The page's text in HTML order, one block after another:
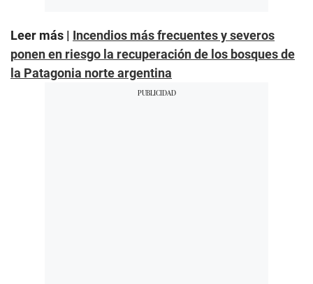
Leer más | Incendios más frecuentes y severos
ponen en riesgo la recuperación de los bosques de
la Patagonia norte argentina